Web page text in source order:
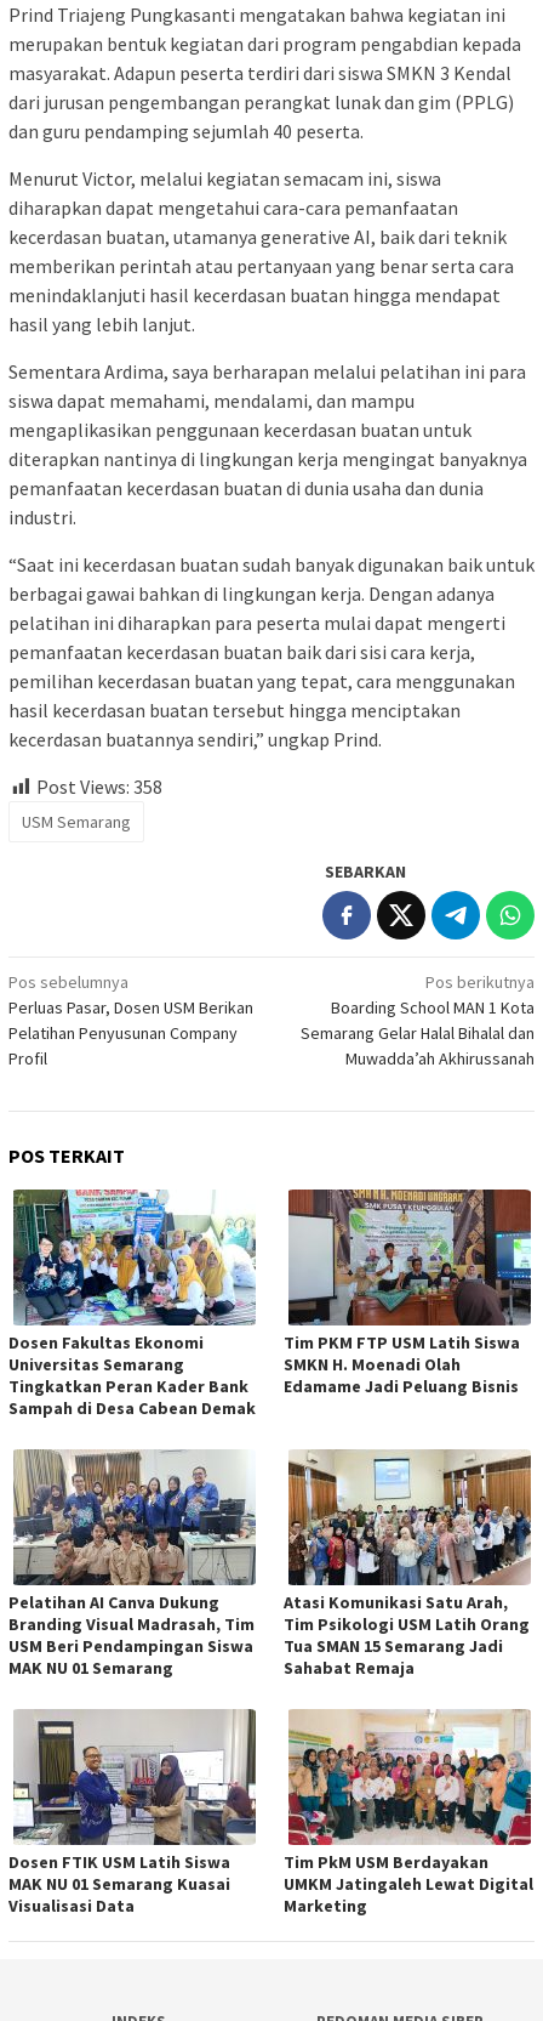
Prind Triajeng Pungkasanti mengatakan bahwa kegiatan ini
merupakan bentuk kegiatan dari program pengabdian kepada
masyarakat. Adapun peserta terdiri dari siswa SMKN 3 Kendal
dari jurusan pengembangan perangkat lunak dan gim (PPLG)
dan guru pendamping sejumlah 40 peserta.
Menurut Victor, melalui kegiatan semacam ini, siswa
diharapkan dapat mengetahui cara-cara pemanfaatan
kecerdasan buatan, utamanya generative AI, baik dari teknik
memberikan perintah atau pertanyaan yang benar serta cara
menindaklanjuti hasil kecerdasan buatan hingga mendapat
hasil yang lebih lanjut.
Sementara Ardima, saya berharapan melalui pelatihan ini para
siswa dapat memahami, mendalami, dan mampu
mengaplikasikan penggunaan kecerdasan buatan untuk
diterapkan nantinya di lingkungan kerja mengingat banyaknya
pemanfaatan kecerdasan buatan di dunia usaha dan dunia
industri.
“Saat ini kecerdasan buatan sudah banyak digunakan baik untuk
berbagai gawai bahkan di lingkungan kerja. Dengan adanya
pelatihan ini diharapkan para peserta mulai dapat mengerti
pemanfaatan kecerdasan buatan baik dari sisi cara kerja,
pemilihan kecerdasan buatan yang tepat, cara menggunakan
hasil kecerdasan buatan tersebut hingga menciptakan
kecerdasan buatannya sendiri,” ungkap Prind.
Post Views: 358
USM Semarang
SEBARKAN
Navigasi
pos
Pos sebelumnya
Perluas Pasar, Dosen USM Berikan
Pelatihan Penyusunan Company
Profil
Pos berikutnya
Boarding School MAN 1 Kota
Semarang Gelar Halal Bihalal dan
Muwadda’ah Akhirussanah
POS TERKAIT
Dosen Fakultas Ekonomi
Universitas Semarang
Tingkatkan Peran Kader Bank
Sampah di Desa Cabean Demak
Tim PKM FTP USM Latih Siswa
SMKN H. Moenadi Olah
Edamame Jadi Peluang Bisnis
Pelatihan AI Canva Dukung
Branding Visual Madrasah, Tim
USM Beri Pendampingan Siswa
MAK NU 01 Semarang
Atasi Komunikasi Satu Arah,
Tim Psikologi USM Latih Orang
Tua SMAN 15 Semarang Jadi
Sahabat Remaja
Dosen FTIK USM Latih Siswa
MAK NU 01 Semarang Kuasai
Visualisasi Data
Tim PkM USM Berdayakan
UMKM Jatingaleh Lewat Digital
Marketing